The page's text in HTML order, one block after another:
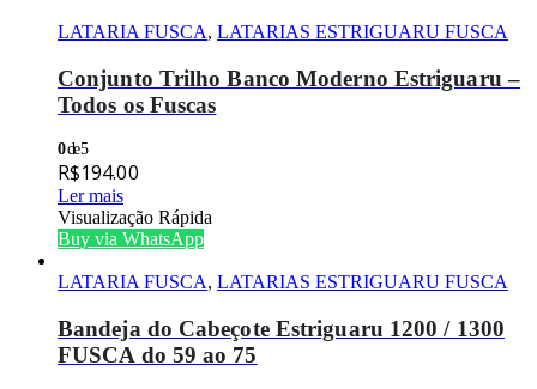
LATARIA FUSCA, LATARIAS ESTRIGUARU FUSCA
Conjunto Trilho Banco Moderno Estriguaru –
Todos os Fuscas
0de 5
R$194.00
Ler mais
Visualização Rápida
Buy via WhatsApp
LATARIA FUSCA, LATARIAS ESTRIGUARU FUSCA
Bandeja do Cabeçote Estriguaru 1200 / 1300
FUSCA do 59 ao 75